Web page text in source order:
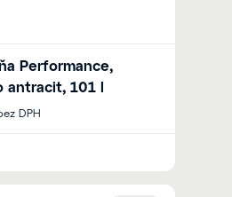
Performance,
antracit, 101 l
DPH